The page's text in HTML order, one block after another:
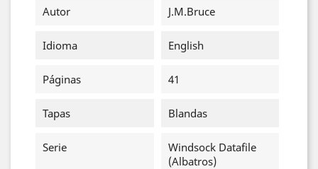
Autor J.M.Bruce
Idioma English
Páginas 41
Tapas Blandas
Serie
Windsock Datafile
(Albatros)